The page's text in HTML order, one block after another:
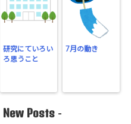
研究にていろい
ろ思うこと
7月の動き
New Posts -